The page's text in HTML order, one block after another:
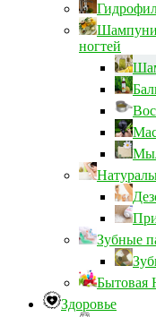
ногтей
Зубные
Бытовая
Здоровье